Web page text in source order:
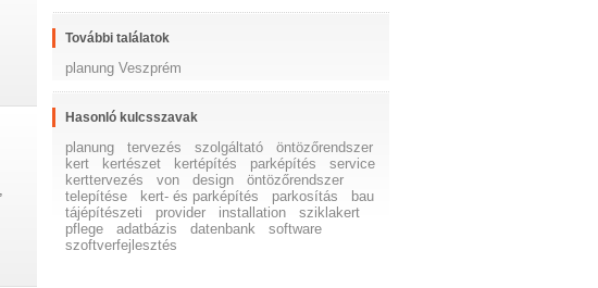
További találatok
planung Veszprém
Hasonló kulcsszavak
planung tervezés szolgáltató
öntözőrendszer
kert
kertészet kertépítés parképítés
service
kerttervezés
von design
öntözőrendszer
telepítése
kert- és parképítés parkosítás
bau
tájépítészeti
provider installation
sziklakert
pflege
adatbázis datenbank
software
szoftverfejlesztés